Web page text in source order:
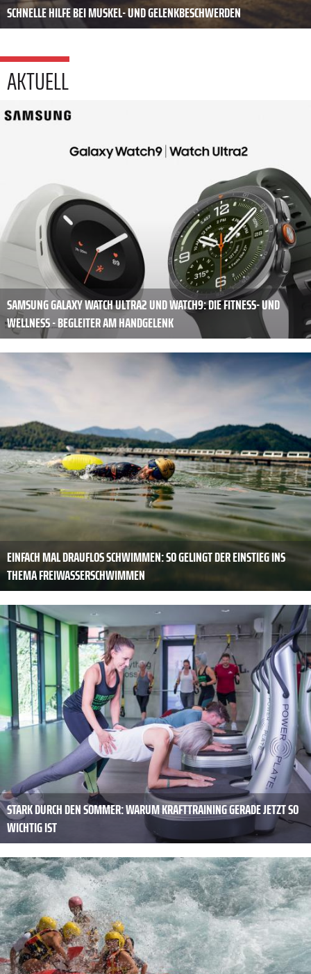
SCHNELLE HILFE BEI MUSKEL- UND GELENKBESCHWERDEN
AKTUELL
SAMSUNG GALAXY WATCH ULTRA2 UND WATCH9: DIE FITNESS- UND
WELLNESS - BEGLEITER AM HANDGELENK
EINFACH MAL DRAUFLOS SCHWIMMEN: SO GELINGT DER EINSTIEG INS
THEMA FREIWASSERSCHWIMMEN
STARK DURCH DEN SOMMER: WARUM KRAFTTRAINING GERADE JETZT SO
WICHTIG IST